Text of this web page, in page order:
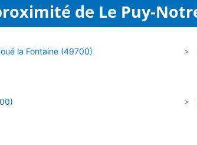
5 de Le Puy-
la Fontaine (49700) >
>